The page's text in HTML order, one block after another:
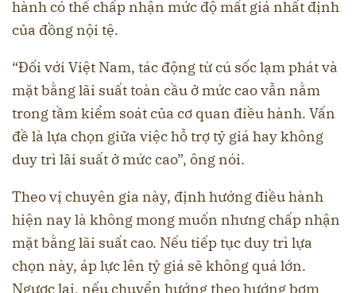
hành có thể chấp nhận mức độ mất giá nhất định
của đồng nội tệ.
“Đối với Việt Nam, tác động từ cú sốc lạm phát và
mặt bằng lãi suất toàn cầu ở mức cao vẫn nằm
trong tầm kiểm soát của cơ quan điều hành. Vấn
đề là lựa chọn giữa việc hỗ trợ tỷ giá hay không
duy trì lãi suất ở mức cao”, ông nói.
Theo vị chuyên gia này, định hướng điều hành
hiện nay là không mong muốn nhưng chấp nhận
mặt bằng lãi suất cao. Nếu tiếp tục duy trì lựa
chọn này, áp lực lên tỷ giá sẽ không quá lớn.
Ngược lại, nếu chuyển hướng theo hướng bơm